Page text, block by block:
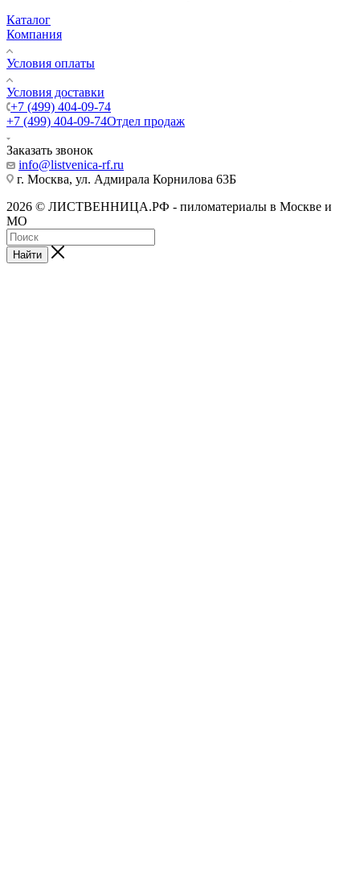
Каталог
Компания
Условия оплаты
Условия доставки
+7 (499) 404-09-74
+7 (499) 404-09-74Отдел продаж
Заказать звонок
info@listvenica-rf.ru
г. Москва, ул. Адмирала Корнилова 63Б
2026 © ЛИСТВЕННИЦА.РФ - пиломатериалы в Москве и
МО
Найти